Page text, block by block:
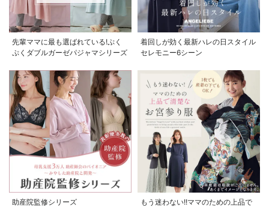
先輩ママに最も選ばれている!ぷく
ぷくダブルガーゼパジャマシリーズ
着回しが効く最新ハレの日スタイル
セレモニー6シーン
助産院監修シリーズ
もう迷わない!!ママのための上品で